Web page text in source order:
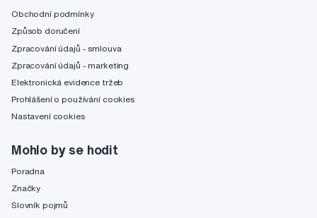
Obchodní podmínky
Způsob doručení
Zpracování údajů - smlouva
Zpracování údajů - marketing
Elektronická evidence tržeb
Prohlášení o používání cookies
Nastavení cookies
Mohlo by se hodit
Poradna
Značky
Slovník pojmů